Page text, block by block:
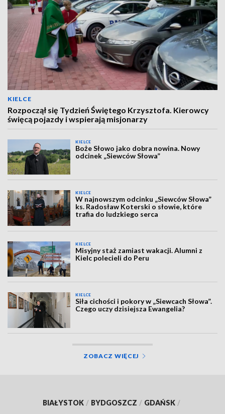
KIELCE
Rozpoczął się Tydzień Świętego Krzysztofa. Kierowcy
święcą pojazdy i wspierają misjonarzy
KIELCE
Boże Słowo jako dobra nowina. Nowy
odcinek „Siewców Słowa”
KIELCE
W najnowszym odcinku „Siewców Słowa”
ks. Radosław Koterski o słowie, które
trafia do ludzkiego serca
KIELCE
Misyjny staż zamiast wakacji. Alumni z
Kielc polecieli do Peru
KIELCE
Siła cichości i pokory w „Siewcach Słowa”.
Czego uczy dzisiejsza Ewangelia?
ZOBACZ WIĘCEJ
BIAŁYSTOK / BYDGOSZCZ / GDAŃSK /